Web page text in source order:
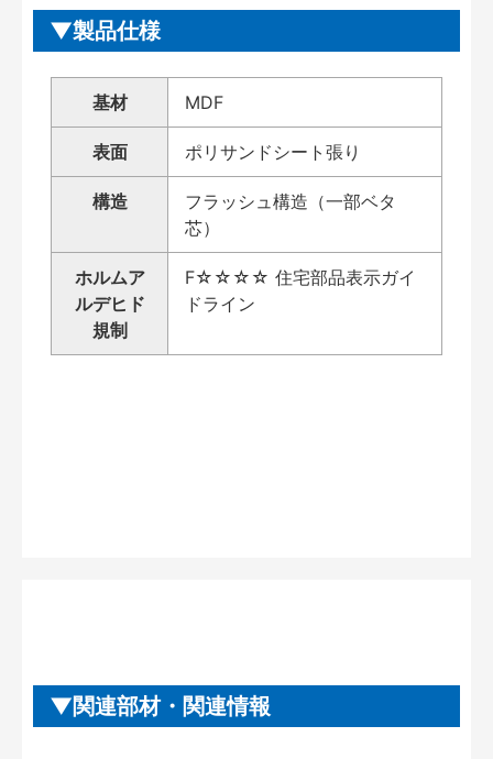
製品仕様
基材 MDF
表面 ポリサンドシート張り
構造
フラッシュ構造（一部ベタ
芯）
ホルムア
ルデヒド
規制
F☆☆☆☆ 住宅部品表示ガイ
ドライン
関連部材・関連情報